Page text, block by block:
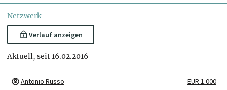
Netzwerk
Verlauf anzeigen
Aktuell, seit 16.02.2016
Antonio Russo
EUR 1.000